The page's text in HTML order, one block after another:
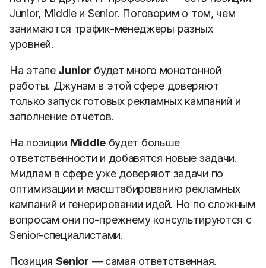
Junior, Middle и Senior. Поговорим о том, чем
занимаются трафик-менеджеры разных
уровней.
На этапе Junior будет много монотонной
работы. Джунам в этой сфере доверяют
только запуск готовых рекламных кампаний и
заполнение отчетов.
На позиции Middleбудет больше
ответственности и добавятся новые задачи.
Мидлам в сфере уже доверяют задачи по
оптимизации и масштабированию рекламных
кампаний и генерировании идей. Но по сложным
вопросам они по-прежнему консультируются с
Senior-специалистами.
Позиция Senior — самая ответственная.